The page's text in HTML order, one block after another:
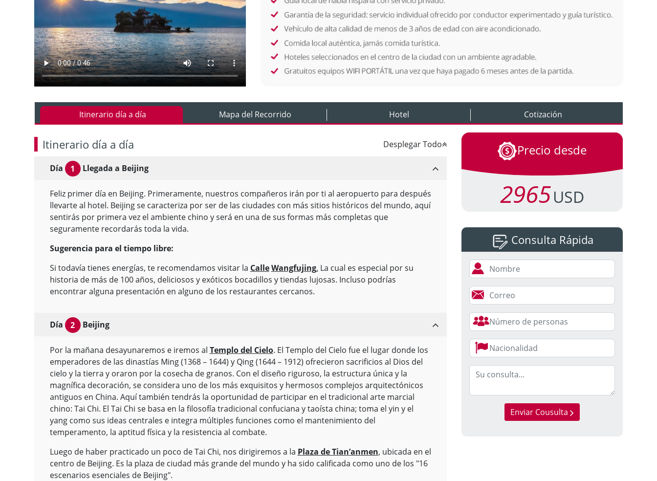
Itinerario día a día Mapa del Recorrido Hotel Cotización
Desplegar Todo
Itinerario día a día
Día 1 Llegada a Beijing
Feliz primer día en Beijing. Primeramente, nuestros compañeros irán por ti al aeropuerto para después
llevarte al hotel. Beijing se caracteriza por ser de las ciudades con más sitios históricos del mundo, aquí
sentirás por primera vez el ambiente chino y será en una de sus formas más completas que
seguramente recordarás toda la vida.
Sugerencia para el tiempo libre:
Si todavía tienes energías, te recomendamos visitar la Calle Wangfujing. La cual es especial por su
historia de más de 100 años, deliciosos y exóticos bocadillos y tiendas lujosas. Incluso podrías
encontrar alguna presentación en alguno de los restaurantes cercanos.
Día 2 Beijing
Por la mañana desayunaremos e iremos al Templo del Cielo. El Templo del Cielo fue el lugar donde los
emperadores de las dinastías Ming (1368 – 1644) y Qing (1644 – 1912) ofrecieron sacrificios al Dios del
cielo y la tierra y oraron por la cosecha de granos. Con el diseño riguroso, la estructura única y la
magnífica decoración, se considera uno de los más exquisitos y hermosos complejos arquitectónicos
antiguos en China. Aquí también tendrás la oportunidad de participar en el tradicional arte marcial
chino: Tai Chi. El Tai Chi se basa en la filosofía tradicional confuciana y taoísta china; toma el yin y el
yang como sus ideas centrales e integra múltiples funciones como el mantenimiento del
temperamento, la aptitud física y la resistencia al combate.
Luego de haber practicado un poco de Tai Chi, nos dirigiremos a la Plaza de Tian’anmen, ubicada en el
centro de Beijing. Es la plaza de ciudad más grande del mundo y ha sido calificada como uno de los "16
escenarios esenciales de Beijing".
Precio desde
2965USD
Consulta Rápida
Enviar Cousulta